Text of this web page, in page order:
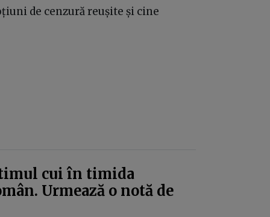
de cenzură reușite și cine
cui în timida
Urmează o notă de